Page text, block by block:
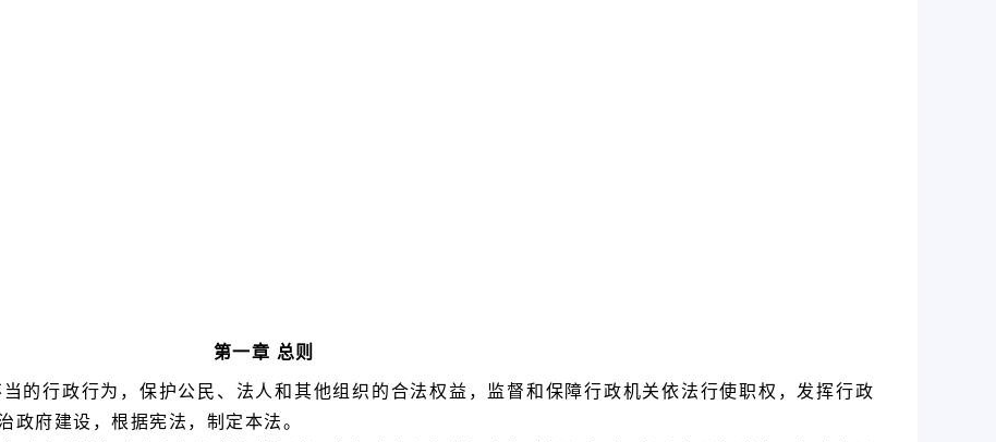
第一章 总则
的行政行为，保护公民、法人和其他组织的合法权益，监督和保障行政机关依法行使职权，发挥行政
政府建设，根据宪法，制定本法。